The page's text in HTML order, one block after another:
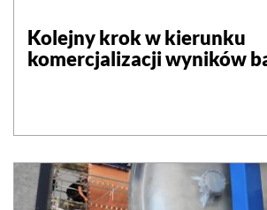
Kolejny krok w kierunku
komercjalizacji wyników